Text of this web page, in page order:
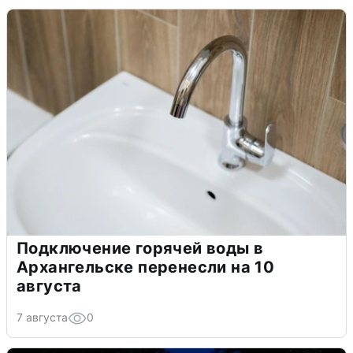
Подключение горячей воды в
Архангельске перенесли на 10
августа
7 августа 0